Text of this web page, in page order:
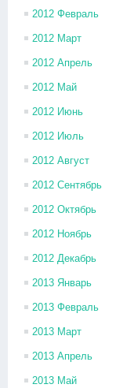
2012 Февраль
2012 Март
2012 Апрель
2012 Май
2012 Июнь
2012 Июль
2012 Август
2012 Сентябрь
2012 Октябрь
2012 Ноябрь
2012 Декабрь
2013 Январь
2013 Февраль
2013 Март
2013 Апрель
2013 Май